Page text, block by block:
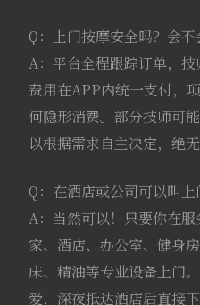
Q：上门按摩安全吗？会不
A：平台全程跟踪订单，技
费用在APP内统一支付，
何隐形消费。部分技师可
以根据需求自主决定，绝无
Q：在酒店或公司可以叫上
A：当然可以！只要你在
家、酒店、办公室、健身
床、精油等专业设备上门。
爱，深夜抵达酒店后直接